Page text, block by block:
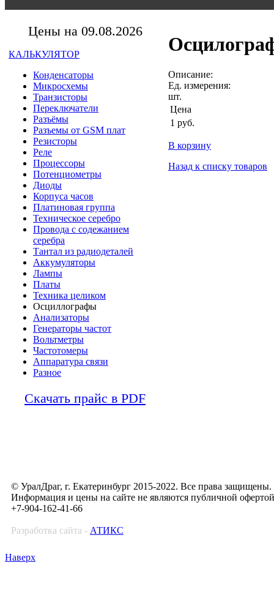
Цены на 09.08.2026
КАЛЬКУЛЯТОР
Конденсаторы
Микросхемы
Транзисторы
Переключатели
Разъёмы
Разъемы от GSM плат
Резисторы
Реле
Процессоры
Потенциометры
Диоды
Корпуса часов
Платиновая группа
Техническое серебро
Провода с содежанием
серебра
Тантал из радиодеталей
Аккумуляторы
Лампы
Платы
Техника целиком
Осциллографы
Анализаторы
Генераторы частот
Вольтметры
Частотомеры
Аппаратура связи
Разное
Скачать прайс в PDF
Описание:
Ед. измерения:
шт.
Цена
1 руб.
В корзину
Назад к списку товаров
© УралДраг, г. Екатеринбург 2015-2022. Все права защищены.
Информация и цены на сайте не являются публичной офертой
+7-904-162-41-66
Разработка сайта - АТИКС
Наверх